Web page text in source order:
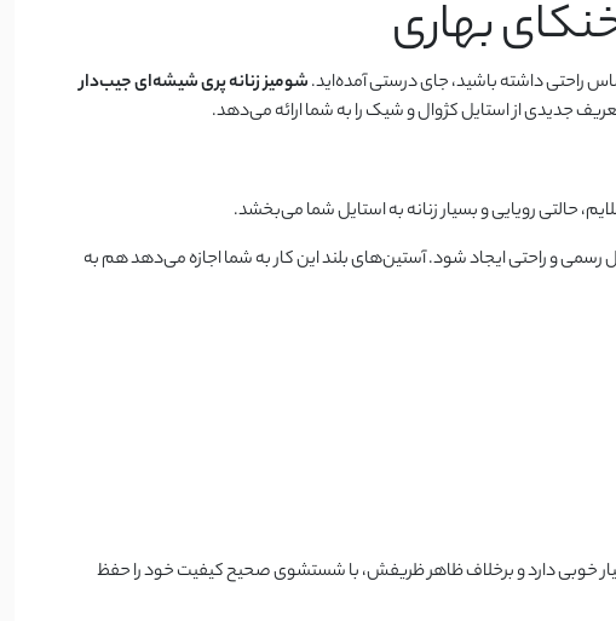
بهاری
راحتی داشته باشید، جای درستی آمده‌اید.شومیز زنانه پری شیشه‌ای جیب‌دار
جدیدی از استایل کژوال و شیک را به شما ارائه می‌دهد.
حالتی رویایی و بسیار زنانه به استایل شما می‌بخشد.
رسمی و راحتی ایجاد شود. آستین‌های بلند این کار به شما اجازه می‌دهد هم به
خوبی دارد و برخلاف ظاهر ظریفش، با شستشوی صحیح کیفیت خود را حفظ